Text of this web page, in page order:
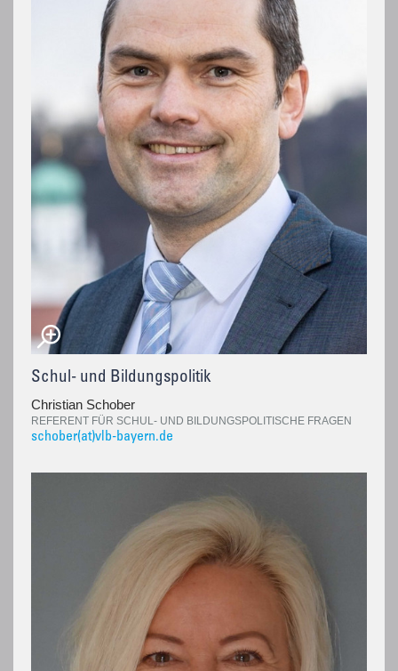
Schul- und Bildungspolitik
Christian Schober
REFERENT FÜR SCHUL- UND BILDUNGSPOLITISCHE FRAGEN
schober(at)vlb-bayern.de